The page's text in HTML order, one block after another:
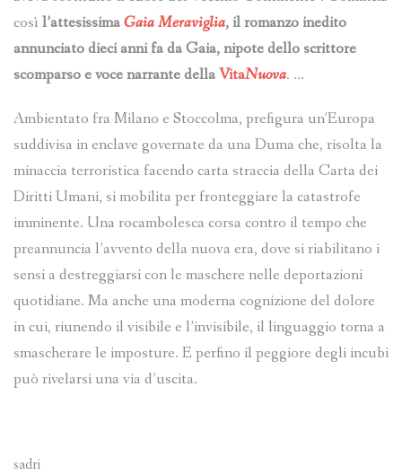
così l’attesissimaGaia Meraviglia, il romanzo inedito
annunciato dieci anni fa da Gaia, nipote dello scrittore
scomparso e voce narrante dellaVitaNuova. …
Ambientato fra Milano e Stoccolma, prefigura un’Europa
suddivisa in enclave governate da una Duma che, risolta la
minaccia terroristica facendo carta straccia della Carta dei
Diritti Umani, si mobilita per fronteggiare la catastrofe
imminente. Una rocambolesca corsa contro il tempo che
preannuncia l’avvento della nuova era, dove si riabilitano i
sensi a destreggiarsi con le maschere nelle deportazioni
quotidiane. Ma anche una moderna cognizione del dolore
in cui, riunendo il visibile e l’invisibile, il linguaggio torna a
smascherare le imposture. E perfino il peggiore degli incubi
può rivelarsi una via d’uscita.
sadri